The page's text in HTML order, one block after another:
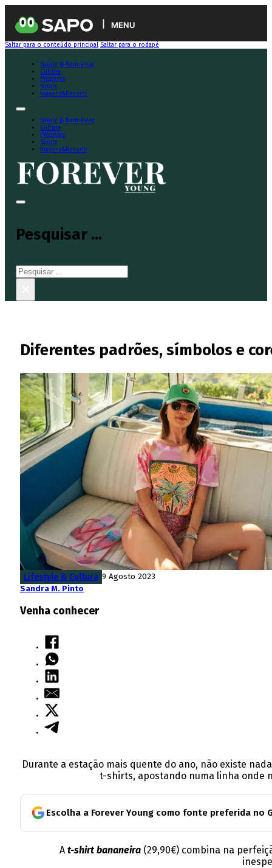
MENU
Saltar para o conteúdo principal Saltar para o rodapé
Saúde & Bem-Estar
Cultura
Prazeres
Saúde
Viagens&Resorts
Saúde & Bem-Estar
Cultura
Prazeres
Saúde
Viagens&Resorts
Pesquisar ...
Pesquisar
Diferentes padrões, símbolos e
Lifestyle & Cultura 9 Agosto 2023
Sandra M. Pinto
Venha conhecer
Durante a estação mais quente do ano, não existe
t-shirts, apostando numa linha onde
Escolha a Forever Young como fonte preferida no
A t-shirt bananeira(29,90€) combina na